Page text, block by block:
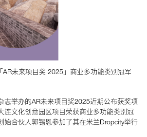
未来项目奖 2025」商业多功能类别冠军
志举办的AR未来项目奖2025近期公布获奖项
连文化创意园区项目荣获商业多功能类别冠
始合伙人郭锡恩参加了其在米兰Dropcity举行